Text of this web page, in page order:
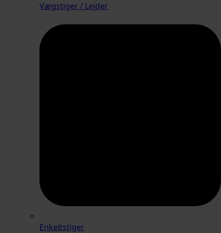
Vægstiger / Lejder
Enkeltstiger